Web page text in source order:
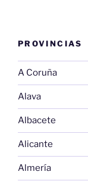
PROVINCIAS
A Coruña
Alava
Albacete
Alicante
Almería